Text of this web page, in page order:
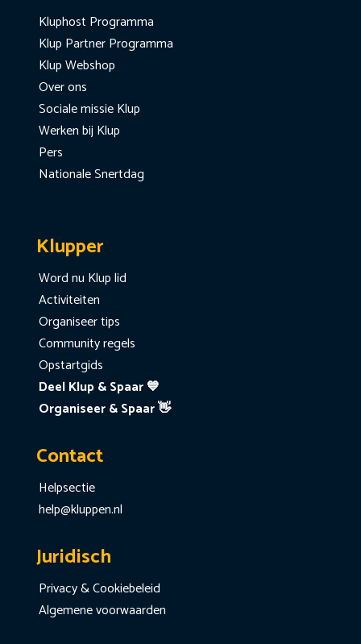
Kluphost Programma
Klup Partner Programma
Klup Webshop
Over ons
Sociale missie Klup
Werken bij Klup
Pers
Nationale Snertdag
Klupper
Word nu Klup lid
Activiteiten
Organiseer tips
Community regels
Opstartgids
Deel Klup & Spaar 💙
Organiseer & Spaar 👋
Contact
Helpsectie
help@kluppen.nl
Juridisch
Privacy & Cookiebeleid
Algemene voorwaarden